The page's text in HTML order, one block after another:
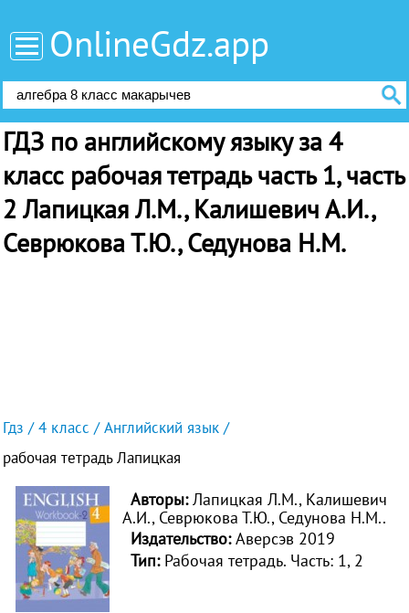
OnlineGdz.app
ГДЗ по английскому языку за 4
класс рабочая тетрадь часть 1, часть
2 Лапицкая Л.М., Калишевич А.И.,
Севрюкова Т.Ю., Седунова Н.М.
Гдз 4 класс
Английский язык
рабочая тетрадь Лапицкая
Авторы: Лапицкая Л.М., Калишевич
А.И., Севрюкова Т.Ю., Седунова Н.М..
Издательство:Аверсэв 2019
Тип:Рабочая тетрадь. Часть: 1, 2